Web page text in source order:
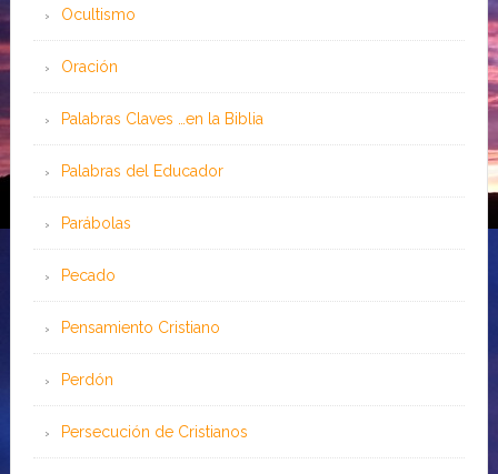
Ocultismo
Oración
Palabras Claves …en la Biblia
Palabras del Educador
Parábolas
Pecado
Pensamiento Cristiano
Perdón
Persecución de Cristianos